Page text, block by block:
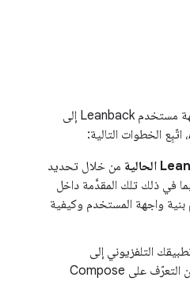
لنقل البيانات من حِزمة أدوات واجهة مستخدم Leanback إلى
من خلال تحديد
في ذلك تلك المقدَّمة داخل
بنية واجهة المستخدم وكيفية
التلفزيوني إلى
Compose حتى تتمكّن من التعرّف على Compose